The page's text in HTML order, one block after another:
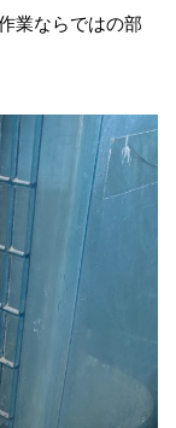
業ならではの部